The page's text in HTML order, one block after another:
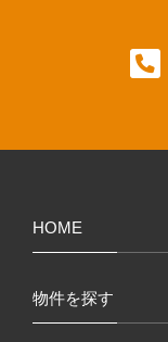
HOME
物件を探す